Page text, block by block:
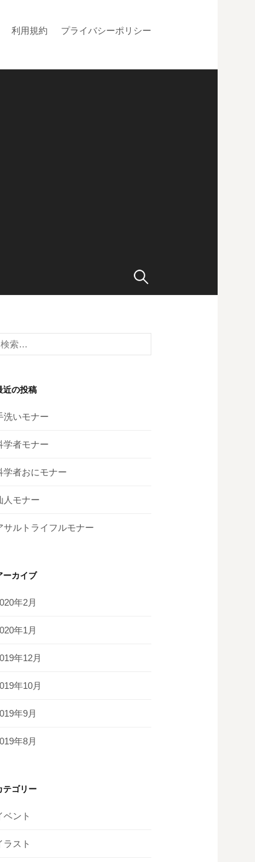
利用規約 プライバシーポリシー
検
索
近の投稿
洗いモナー
学者モナー
学者おにモナー
人モナー
サルトライフルモナー
ーカイブ
年2月
年1月
年12月
年10月
年9月
年8月
テゴリー
ベント
ラスト